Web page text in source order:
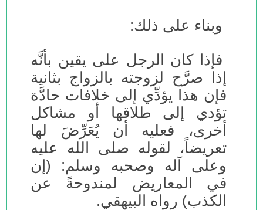
وبناء على ذلك:
فإذا كان الرجل على يقين بأنَّه
إذا صرَّح لزوجته بالزواج بثانية
فإن هذا يؤدِّي إلى خلافات حادَّة
تؤدي إلى طلاقها أو مشاكل
أخرى، فعليه أن يُعَرِّضَ لها
تعريضاً، لقوله صلى الله عليه
وعلى آله وصحبه وسلم: (إن
في المعاريض لمندوحةً عن
الكذب) رواه البيهقي.